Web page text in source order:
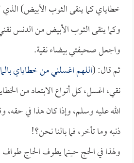
خطاياي كما ينقى الثوب الأبيض) الذي
وكما ينقى الثوب الأبيض من الدنس
واجعل صحيفتي بيضاء نقية.
ثم قال: (اللهم اغسلني من خطاياي
نقي، اغسل، كل أنواع الابتعاد من
الله عليه وسلم، وإذا كان هذا في حقه،
ذنبه وما تأخر، فما بالنا نحن؟!
ولهذا في الحج حينما يطوف الحاج طواف